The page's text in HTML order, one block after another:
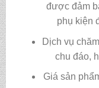
được đảm
phụ kiện
Dịch vụ
chu đáo,
Giá sản